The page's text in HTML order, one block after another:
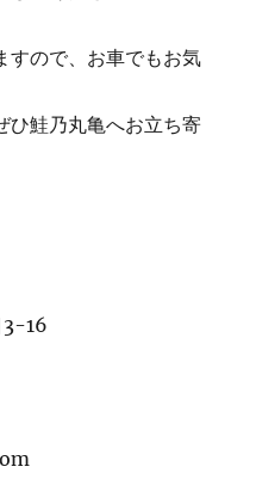
すので、お車でもお気
ひ鮭乃丸亀へお立ち寄
3-16